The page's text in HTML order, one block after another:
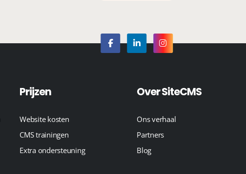
Prijzen
Website kosten
CMS trainingen
Extra ondersteuning
Over SiteCMS
Ons verhaal
Partners
Blog